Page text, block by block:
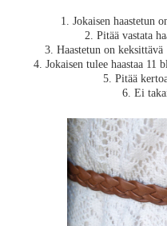
1. Jokaisen haastetun
2. Pitää vastata
3. Haastetun on
4. Jokaisen tulee haastaa
5. Pitää
6. Ei